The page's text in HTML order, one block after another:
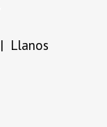
| Llanos